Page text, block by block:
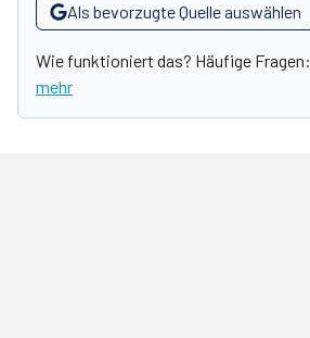
Als bevorzugte Quelle auswählen
Wie funktioniert das? Häufige Fragen:
mehr